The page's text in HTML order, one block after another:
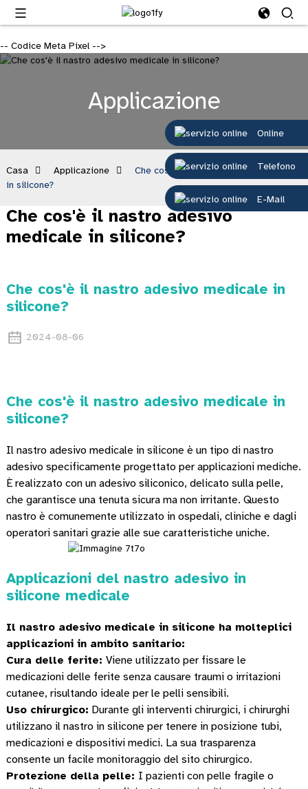
-- Codice Meta Pixel -->
Online
Telefono
E-Mail
Applicazione
Casa Applicazione
Che cos'è il nastro adesivo medicale
in silicone?
Che cos'è il nastro adesivo
medicale in silicone?
Che cos'è il nastro adesivo medicale in
silicone?
2024-08-06
Che cos'è il nastro adesivo medicale in
silicone?
Il nastro adesivo medicale in silicone è un tipo di nastro
adesivo specificamente progettato per applicazioni mediche.
È realizzato con un adesivo siliconico, delicato sulla pelle,
che garantisce una tenuta sicura ma non irritante. Questo
nastro è comunemente utilizzato in ospedali, cliniche e dagli
operatori sanitari grazie alle sue caratteristiche uniche.
Applicazioni del nastro adesivo in
silicone medicale
Il nastro adesivo medicale in silicone ha molteplici
applicazioni in ambito sanitario:
Cura delle ferite: Viene utilizzato per fissare le
medicazioni delle ferite senza causare traumi o irritazioni
cutanee, risultando ideale per le pelli sensibili.
Uso chirurgico: Durante gli interventi chirurgici, i chirurghi
utilizzano il nastro in silicone per tenere in posizione tubi,
medicazioni e dispositivi medici. La sua trasparenza
consente un facile monitoraggio del sito chirurgico.
Protezione della pelle: I pazienti con pelle fragile o